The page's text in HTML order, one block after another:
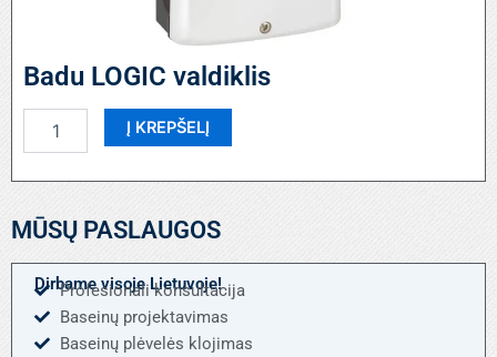
Badu LOGIC valdiklis
kiekis:
LOGIC
Į KREPŠELĮ
MŪSŲ PASLAUGOS
Dirbame visoje Lietuvoje!
Profesionali konsultacija
Baseinų projektavimas
Baseinų plėvelės klojimas